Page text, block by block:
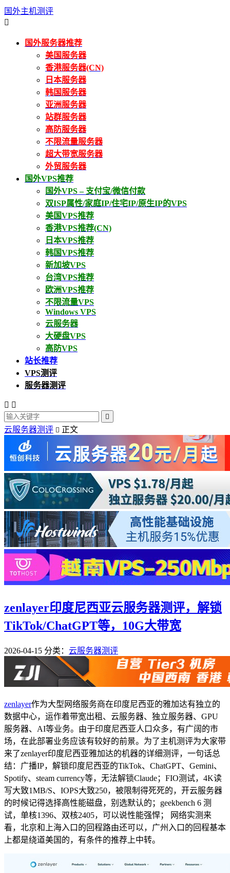
国外主机测评

国外服务器推荐
美国服务器
香港服务器(CN)
日本服务器
韩国服务器
亚洲服务器
站群服务器
高防服务器
不限流量服务器
超大带宽服务器
外贸服务器
国外VPS推荐
国外VPS – 支付宝/微信付款
双ISP属性/家庭IP/住宅IP/原生IP的VPS
美国VPS推荐
香港VPS推荐(CN)
日本VPS推荐
韩国VPS推荐
新加坡VPS
台湾VPS推荐
欧洲VPS推荐
不限流量VPS
Windows VPS
云服务器
大硬盘VPS
高防VPS
站长推荐
VPS测评
服务器测评
 

云服务器测评  正文
zenlayer印度尼西亚云服务器测评，解锁
TikTok/ChatGPT等，10G大带宽
2026-04-15 分类： 云服务器测评
zenlayer作为大型网络服务商在印度尼西亚的雅加达有独立的
数据中心，运作着带宽出租、云服务器、独立服务器、GPU
服务器、AI等业务。由于印度尼西亚人口众多，有广阔的市
场，在此部署业务应该有较好的前景。为了主机测评为大家带
来了zenlayer印度尼西亚雅加达的机器的详细测评，一句话总
结：广播IP，解锁印度尼西亚的TikTok、ChatGPT、Gemini、
Spotify、steam currency等，无法解锁Claude；FIO测试，4K读
写大致1MB/S、IOPS大致250，被限制得死死的，开云服务器
的时候记得选择高性能磁盘，别选默认的；geekbench 6 测
试，单核1396、双核2405，可以说性能强悍； 网络实测来
看，北京和上海入口的回程路由还可以，广州入口的回程基本
上都是绕道美国的，有条件的推荐上中转。